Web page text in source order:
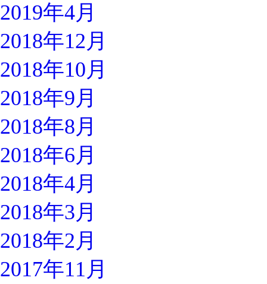
2019年4月
2018年12月
2018年10月
2018年9月
2018年8月
2018年6月
2018年4月
2018年3月
2018年2月
2017年11月